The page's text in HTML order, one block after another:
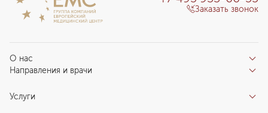
О нас
Отзывы пациентов
О клинике
Направления и врачи
Направления
Услуги
Заказать звонок